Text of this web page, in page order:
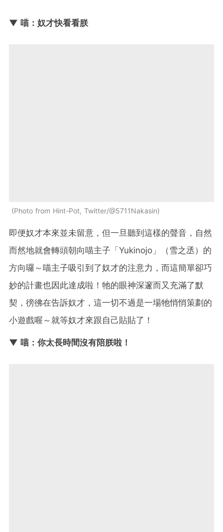
▼ 喵：奴才快看看朕
Photo from Hint-Pot, Twitter/@5711Nakasin
即便奴才本來並未留意，但一旦聽到這樣的聲音，自然
而然地就會轉頭朝向喵主子「Yukinojo」（雪之丞）的
方向囉～喵主子吸引到了奴才的注意力，而這簡單卻巧
妙的計畫也因此達成啦！牠的眼神深邃而又充滿了默
契，徬彿在告訴奴才，這一切不過是一場牠悄悄策劃的
小遊戲喔～就等奴才來跟自己貼貼了！
▼ 喵：你太長時間沒有陪朕啦！